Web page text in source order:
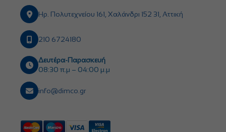
Ηρ. Πολυτεχνείου 161, Χαλάνδρι 152 31, Αττική
210 6724180
Δευτέρα-Παρασκευή
08:30 π.μ – 04:00 μ.μ
info@dimco.gr